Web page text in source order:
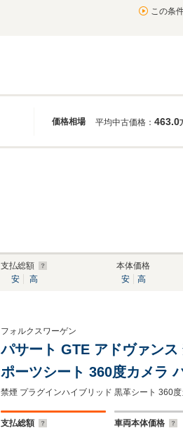
この条
価格相場 平均中古価格： 463.0
支払総額
安
高
本体価格
安
高
フォルクスワーゲン
パサート GTE アドヴァン
ポーツシート 360度カメラ
DCC電子制御可変ダンパー
純正ナビ カープレイ対応
支払総額 車両本体価格